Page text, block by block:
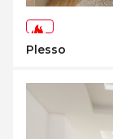
Plesso